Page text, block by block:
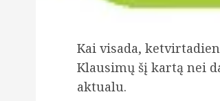
Kai visada,
Klausimų šį kartą nei
aktualu.